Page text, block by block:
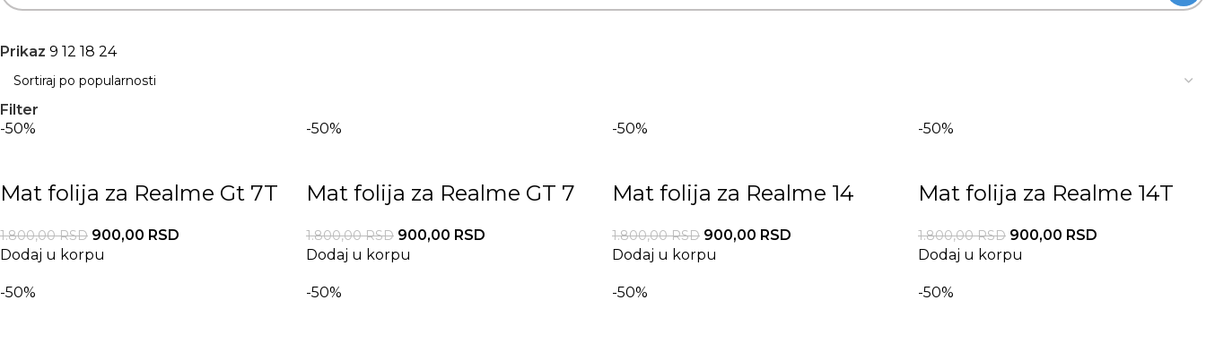
Prikaz 9 12 18 24
Filter
-50%
Mat folija za Realme Gt 7T
1.800,00RSD 900,00 RSD
Dodaj u korpu
-50%
Mat folija za Realme GT 7
1.800,00RSD 900,00 RSD
Dodaj u korpu
-50%
Mat folija za Realme 14
1.800,00RSD 900,00 RSD
Dodaj u korpu
-50%
Mat folija za Realme 14T
1.800,00RSD 900,00 RSD
Dodaj u korpu
-50% -50% -50% -50%